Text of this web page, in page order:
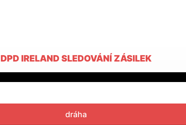
DPD IRELAND SLEDOVÁNÍ ZÁSILEK
dráha